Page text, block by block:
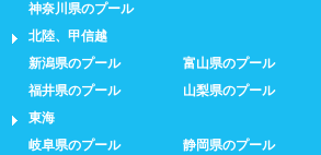
神奈川県のプール
北陸、甲信越
新潟県のプール
富山県のプール
福井県のプール
山梨県のプール
東海
岐阜県のプール
静岡県のプール